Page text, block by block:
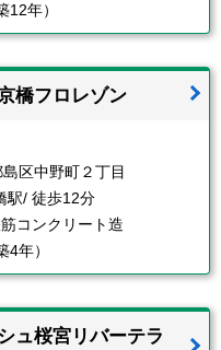
12年）
橋フロレゾン
区中野町２丁目
駅/ 徒歩12分
コンクリート造
4年）
ュ桜宮リバーテラ